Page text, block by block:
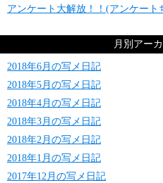
アンケート大解放！！(アンケート
月別アー
2018年6月の写メ日記
2018年5月の写メ日記
2018年4月の写メ日記
2018年3月の写メ日記
2018年2月の写メ日記
2018年1月の写メ日記
2017年12月の写メ日記